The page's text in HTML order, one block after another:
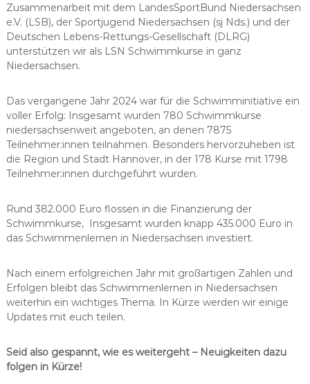
Zusammenarbeit mit dem LandesSportBund Niedersachsen
e.V. (LSB), der Sportjugend Niedersachsen (sj Nds.) und der
Deutschen Lebens-Rettungs-Gesellschaft (DLRG)
unterstützen wir als LSN Schwimmkurse in ganz
Niedersachsen.
Das vergangene Jahr 2024 war für die Schwimminitiative ein
voller Erfolg: Insgesamt wurden 780 Schwimmkurse
niedersachsenweit angeboten, an denen 7875
Teilnehmer:innen teilnahmen. Besonders hervorzuheben ist
die Region und Stadt Hannover, in der 178 Kurse mit 1798
Teilnehmer:innen durchgeführt wurden.
Rund 382.000 Euro flossen in die Finanzierung der
Schwimmkurse, Insgesamt wurden knapp 435.000 Euro in
das Schwimmenlernen in Niedersachsen investiert.
Nach einem erfolgreichen Jahr mit großartigen Zahlen und
Erfolgen bleibt das Schwimmenlernen in Niedersachsen
weiterhin ein wichtiges Thema. In Kürze werden wir einige
Updates mit euch teilen.
Seid also gespannt, wie es weitergeht – Neuigkeiten dazu
folgen in Kürze!